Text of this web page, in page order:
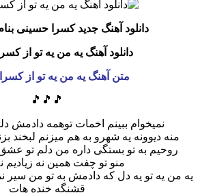
دانلود آهنگ جدید کسرا حسینی
دانلود آهنگ یه من یه تو از
متن آهنگ یه من یه تو از
🎵🎵🎵
نمیخوام ببینم اخمات توهمه دادمش
منه دیوونه یه شهرو به هم میزنم لبخند
روحیم به تو بستگی داره من دلم تو
منو تو چفت همین نه زیادیم
یه من یه تو یه دل که دادمش به تو من
قشنگه خنده هات